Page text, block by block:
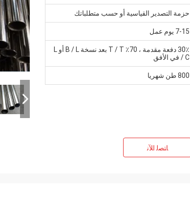
حزمة التصدير القياسية أو حسب متطلباتك
7-15 يوم عمل
30٪ دفعة مقدمة ، 70٪ T / T بعد نسخة B / L أو L
/ C في الأفق
800 طن شهريا
ﺎﺘﺼﻟ ﺍﻶﻧ